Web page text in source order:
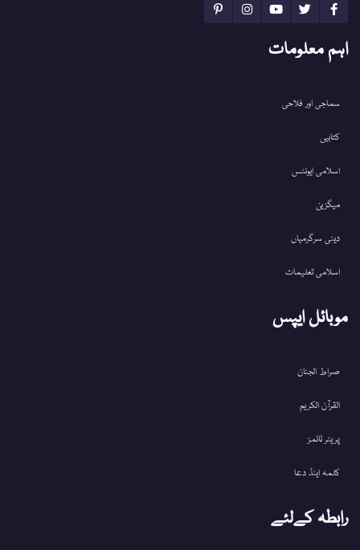
اہم معلومات
سماجی اور فلاحی
کتابیں
اسلامی ایونٹس
میگزین
دینی سرگرمیاں
اسلامی تعلیمات
موبائل ایپس
صراط الجنان
القرآن الکریم
پریئر ٹائمز
کلمہ اینڈ دعا
رابطہ کےلئے